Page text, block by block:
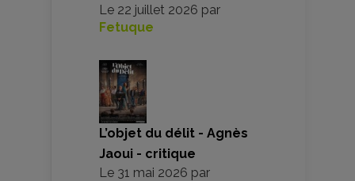
Le 22 juillet 2026 par
Fetuque
L’objet du délit - Agnès
Jaoui - critique
Le 31 mai 2026 par